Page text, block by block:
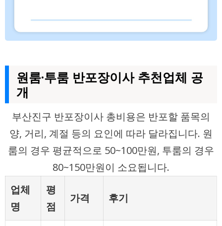
원룸·투룸 반포장이사 추천업체 공
개
부산진구 반포장이사 총비용은 반포할 품목의
양, 거리, 계절 등의 요인에 따라 달라집니다. 원
룸의 경우 평균적으로 50~100만원, 투룸의 경우
80~150만원이 소요됩니다.
업체
명
평
점
가격 후기